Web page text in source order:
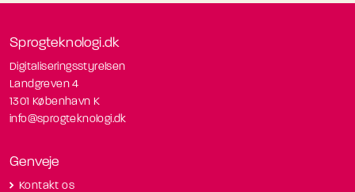
Sprogteknologi.dk
Digitaliseringsstyrelsen
Landgreven 4
1301 København K
info@sprogteknologi.dk
Genveje
Kontakt os